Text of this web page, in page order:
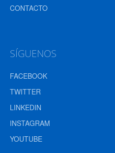
CONTACTO
SÍGUENOS
FACEBOOK
TWITTER
LINKEDIN
INSTAGRAM
YOUTUBE